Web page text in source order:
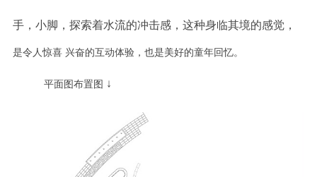
手，小脚，探索着水流的冲击感，这种身临其境的感觉，
是令人惊喜 兴奋的互动体验，也是美好的童年回忆。
平面图布置图 ↓